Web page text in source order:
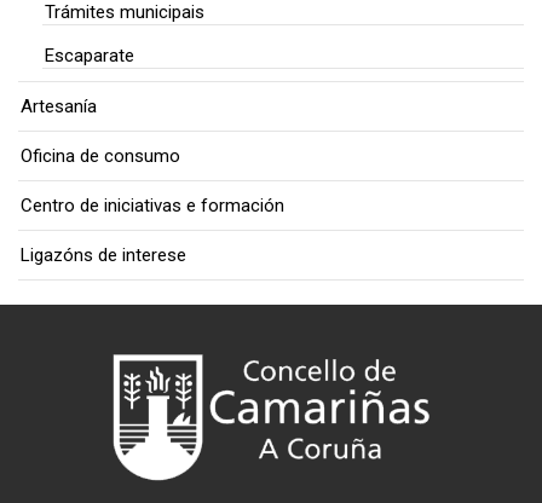
Trámites municipais
Escaparate
Artesanía
Oficina de consumo
Centro de iniciativas e formación
Ligazóns de interese